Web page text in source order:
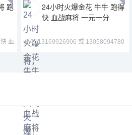
跑
24小时火爆金花 牛牛 跑得
快 血战麻将 一元一分
➕V：13169926906 或 13058094780